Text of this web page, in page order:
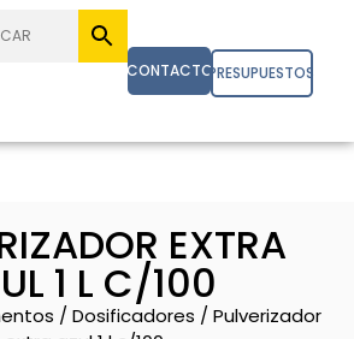
CONTACTOPRESUPUESTOS
EXTRA
1 L C/100
/ Dosificadores / Pulverizador